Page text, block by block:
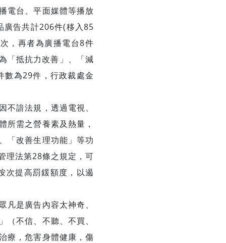
電台、平面媒體等播放
廣告共計206件(移入85
，再者為廣播電台8件
「抵抗力改善」、「減
數為29件，行政裁處金
諳法規，透過電視、
所需之營養素及熱量，
「改善生理功能」等功
理法第28條之規定，可
次提高罰鍰額度，以遏
是廣告內容太神奇、
不信、不聽、不買、
療，危害身體健康，傷